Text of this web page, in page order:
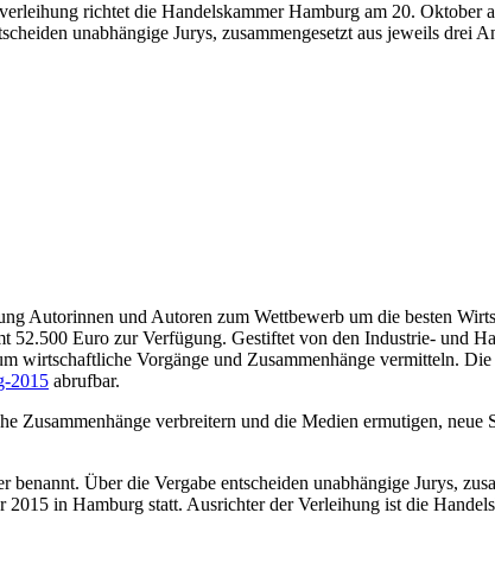
richtet die Handelskammer Hamburg am 20. Oktober
unabhängige Jurys, zusammen­ge­setzt aus jeweils drei
Autorinnen und Autoren zum Wettbe­werb um die besten
52.500 Euro zur Verfügung. Gestiftet von den Industrie- und
Vorgänge und Zusammen­hänge vermit­teln. Die
2015 abrufbar.
verbreitern und die Medien ermutigen, neue
Über die Ver­gabe ent­scheiden unabhängige Jurys,
in Hamburg statt. Ausrichter der Verleihung ist die